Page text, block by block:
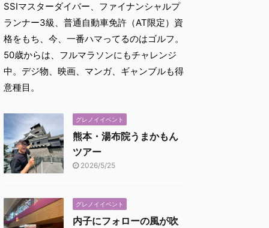
SSIマスターダイバー、ファイナンシャルプ
ランナー3級、普通自動車免許（AT限定）資
格をもち、今、一番ハマってるのはゴルフ。
50歳からは、フルマラソンにもチャレンジ
中。デジ物、映画、マンガ、ギャンブルも得
意種目。
グレノイイベント
熊本・湯布院うまかもん
ツアー
2026/5/25
グレノイイベント
内子にフォローの風が吹